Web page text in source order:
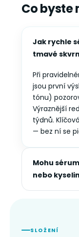
Co byste
Jak rychle
tmavé
Při
jsou první
tónu)
Výraznější
týdnů.
— bez ní se
Mohu
nebo
SLOŽENÍ